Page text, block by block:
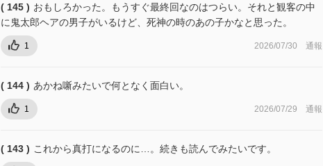
( 145 ) おもしろかった。もうすぐ最終回なのはつらい。それと観客の中
に鬼太郎ヘアの男子がいるけど、死神の時のあの子かなと思った。
1 2026/07/30 通報
( 144 ) あかね噺みたいで何となく面白い。
1 2026/07/29 通報
( 143 ) これから真打になるのに…。続きも読んでみたいです。